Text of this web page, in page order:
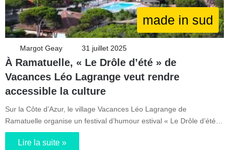
made in sud
Margot Geay 31 juillet 2025
À Ramatuelle, « Le Drôle d’été » de
Vacances Léo Lagrange veut rendre
accessible la culture
Sur la Côte d’Azur, le village Vacances Léo Lagrange de
Ramatuelle organise un festival d’humour estival « Le Drôle d’été…
Lire la suite »